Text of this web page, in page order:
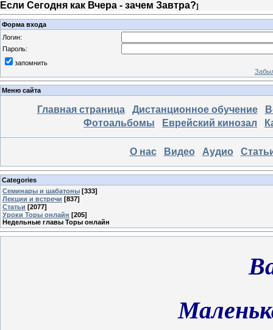
Если Сегодня как Вчера - зачем Завтра?]
Форма входа
Логин:
Пароль:
запомнить
Меню сайта
Главная страница Дистанционное обучение
Фотоальбомы
Еврейский кинозал
О нас Видео Аудио
Categories
Семинары и шабатоны [333]
Лекции и встречи [837]
Статьи [2077]
Уроки Торы онлайн [205]
Недельные главы Торы онлайн